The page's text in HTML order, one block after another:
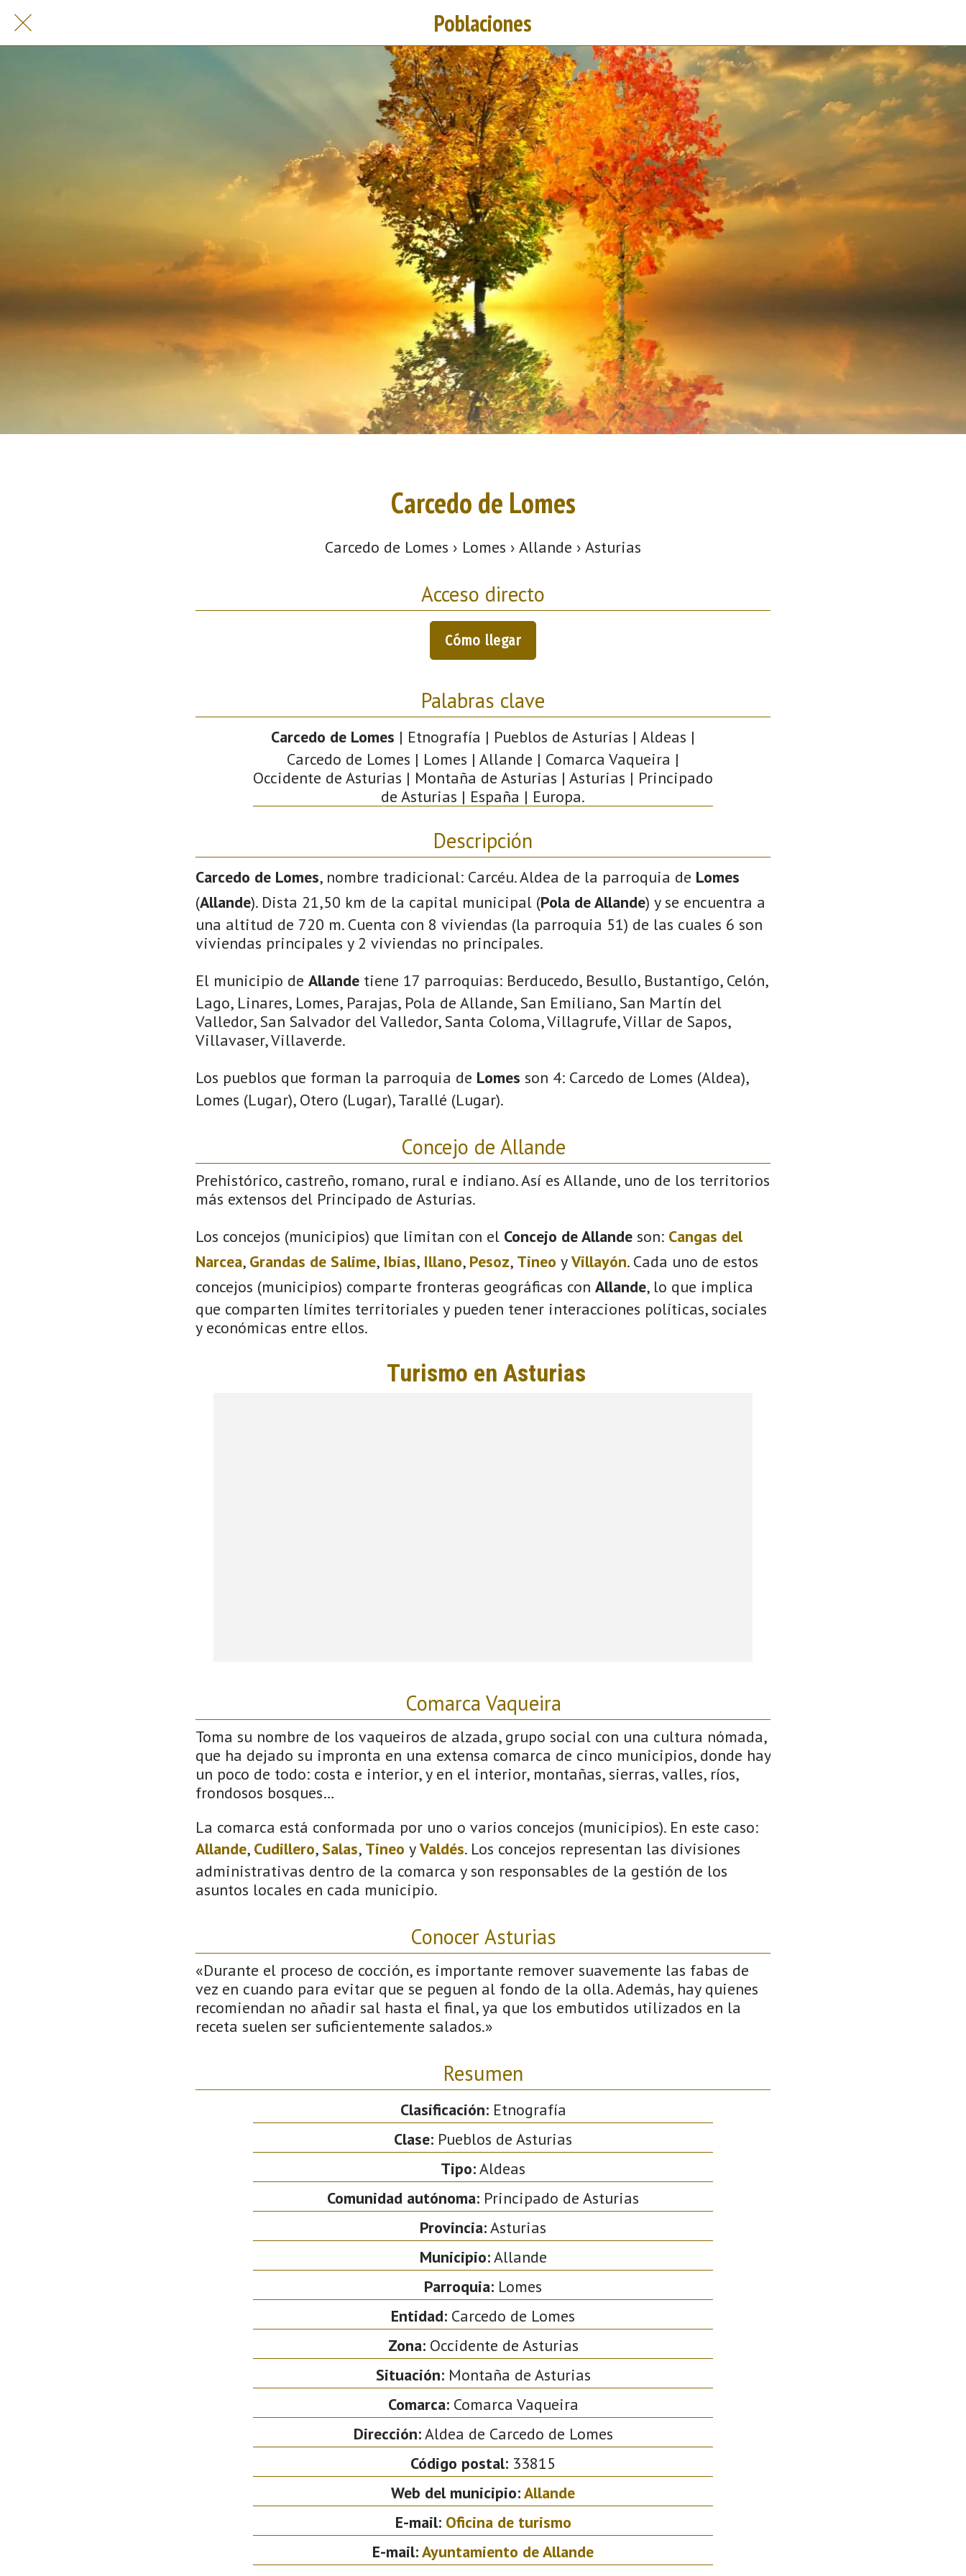
Poblaciones
Carcedo de Lomes
Carcedo de Lomes › Lomes › Allande › Asturias
Acceso directo
Cómo llegar
Palabras clave
Carcedo de Lomes | Etnografía | Pueblos de Asturias | Aldeas |
Carcedo de Lomes | Lomes | Allande | Comarca Vaqueira |
Occidente de Asturias | Montaña de Asturias | Asturias | Principado
de Asturias | España | Europa.
Descripción
Carcedo de Lomes, nombre tradicional: Carcéu. Aldea de la parroquia de Lomes
(Allande). Dista 21,50 km de la capital municipal (Pola de Allande) y se encuentra a
una altitud de 720 m. Cuenta con 8 viviendas (la parroquia 51) de las cuales 6 son
viviendas principales y 2 viviendas no principales.
El municipio de Allande tiene 17 parroquias: Berducedo, Besullo, Bustantigo, Celón,
Lago, Linares, Lomes, Parajas, Pola de Allande, San Emiliano, San Martín del
Valledor, San Salvador del Valledor, Santa Coloma, Villagrufe, Villar de Sapos,
Villavaser, Villaverde.
Los pueblos que forman la parroquia de Lomes son 4: Carcedo de Lomes (Aldea),
Lomes (Lugar), Otero (Lugar), Tarallé (Lugar).
Concejo de Allande
Prehistórico, castreño, romano, rural e indiano. Así es Allande, uno de los territorios
más extensos del Principado de Asturias.
Los concejos (municipios) que limitan con el Concejo de Allande son: Cangas del
Narcea, Grandas de Salime, Ibias, Illano, Pesoz, Tineo yVillayón. Cada uno de estos
concejos (municipios) comparte fronteras geográficas con Allande, lo que implica
que comparten límites territoriales y pueden tener interacciones políticas, sociales
y económicas entre ellos.
Comarca Vaqueira
Toma su nombre de los vaqueiros de alzada, grupo social con una cultura nómada,
que ha dejado su impronta en una extensa comarca de cinco municipios, donde hay
un poco de todo: costa e interior, y en el interior, montañas, sierras, valles, ríos,
frondosos bosques…
La comarca está conformada por uno o varios concejos (municipios). En este caso:
Allande, Cudillero,Salas, Tineo yValdés. Los concejos representan las divisiones
administrativas dentro de la comarca y son responsables de la gestión de los
asuntos locales en cada municipio.
Conocer Asturias
«Durante el proceso de cocción, es importante remover suavemente las fabas de
vez en cuando para evitar que se peguen al fondo de la olla. Además, hay quienes
recomiendan no añadir sal hasta el final, ya que los embutidos utilizados en la
receta suelen ser suficientemente salados.»
Resumen
Clasificación:Etnografía
Clase: Pueblos de Asturias
Tipo:Aldeas
Comunidad autónoma: Principado de Asturias
Provincia:Asturias
Municipio:Allande
Parroquia: Lomes
Entidad: Carcedo de Lomes
Zona:Occidente de Asturias
Situación:Montaña de Asturias
Comarca:Comarca Vaqueira
Dirección:Aldea de Carcedo de Lomes
Código postal: 33815
Web del municipio:Allande
E-mail: Oficina de turismo
E-mail:Ayuntamiento de Allande